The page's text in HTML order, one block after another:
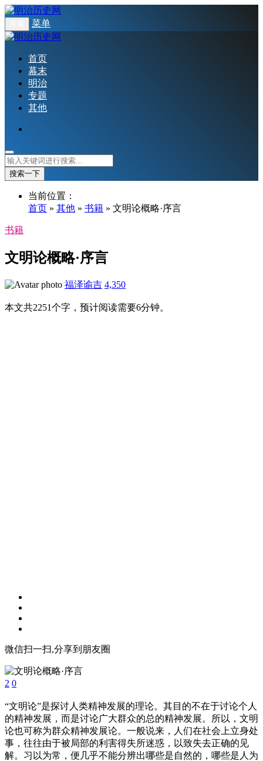
菜单
首页
幕末
明治
专题
其他
搜索一下
当前位置：
首页 » 其他 » 书籍 » 文明论概略·序言
书籍
文明论概略·序言
福泽谕吉 4,350
本文共2251个字，预计阅读需要6分钟。
微信扫一扫,分享到朋友圈
2 0
“文明论”是探讨人类精神发展的理论。其目的不在于讨论个人
的精神发展，而是讨论广大群众的总的精神发展。所以，文明
论也可称为群众精神发展论。一般说来，人们在社会上立身处
事，往往由于被局部的利害得失所迷惑，以致失去正确的见
解。习以为常，便几乎不能分辨出哪些是自然的，哪些是人为